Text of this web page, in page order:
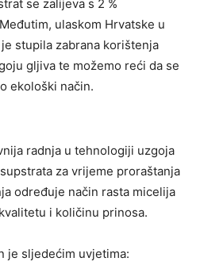
se zalijeva s 2 %
ulaskom Hrvatske u
stupila zabrana korištenja
gljiva te možemo reći da se
ekološki način.
radnja u tehnologiji uzgoja
za vrijeme proraštanja
određuje način rasta micelija
i količinu prinosa.
je sljedećim uvjetima: